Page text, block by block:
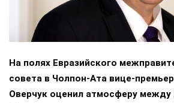
На полях Евразийского
совета в Чолпон-Ата вице-
Оверчук оценил атмосферу между